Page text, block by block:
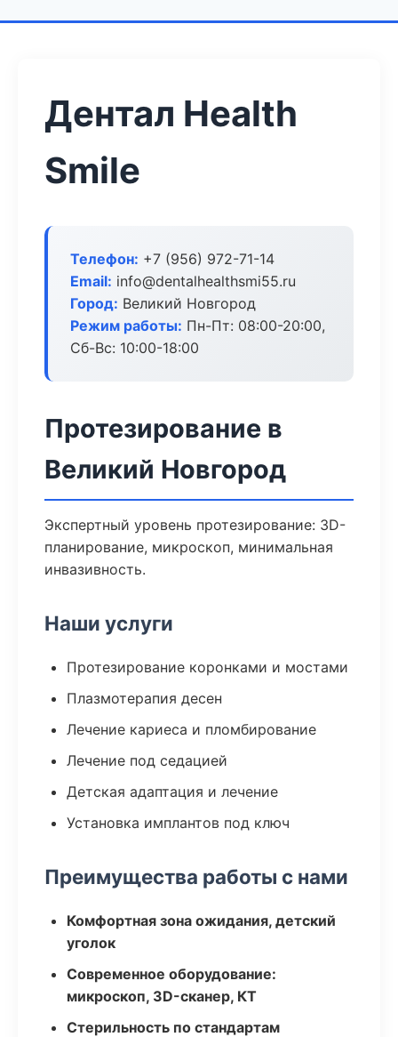
Дентал Health
Smile
Телефон: +7 (956) 972-71-14
Email: info@dentalhealthsmi55.ru
Город: Великий Новгород
Режим работы: Пн-Пт: 08:00-20:00,
Сб-Вс: 10:00-18:00
Протезирование в
Великий Новгород
Экспертный уровень протезирование: 3D-
планирование, микроскоп, минимальная
инвазивность.
Наши услуги
Протезирование коронками и мостами
Плазмотерапия десен
Лечение кариеса и пломбирование
Лечение под седацией
Детская адаптация и лечение
Установка имплантов под ключ
Преимущества работы с нами
Комфортная зона ожидания, детский
уголок
Современное оборудование:
микроскоп, 3D-сканер, КТ
Стерильность по стандартам